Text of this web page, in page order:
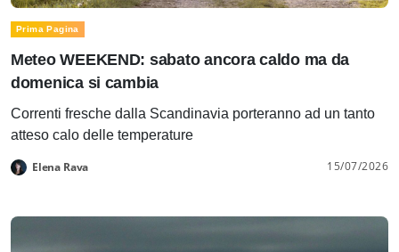
Prima Pagina
Meteo WEEKEND: sabato ancora caldo ma da
domenica si cambia
Correnti fresche dalla Scandinavia porteranno ad un tanto
atteso calo delle temperature
Elena Rava 15/07/2026